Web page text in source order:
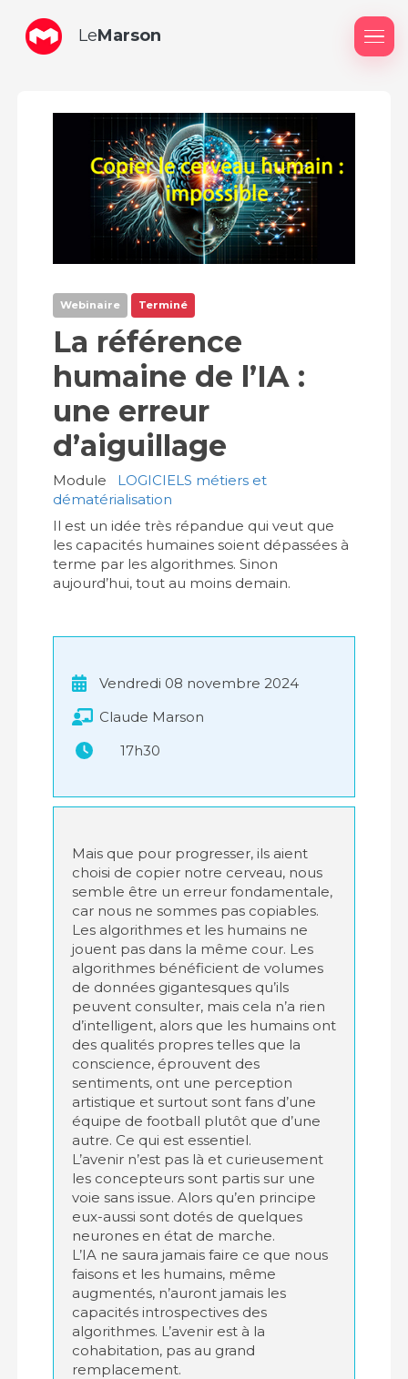
LeMarson
Webinaire Terminé
La référence
humaine de l’IA :
une erreur
d’aiguillage
Module
LOGICIELS métiers et
dématérialisation
Il est un idée très répandue qui veut que
les capacités humaines soient dépassées à
terme par les algorithmes. Sinon
aujourd’hui, tout au moins demain.
Vendredi 08 novembre 2024
Claude Marson
17h30
Mais que pour progresser, ils aient
choisi de copier notre cerveau, nous
semble être un erreur fondamentale,
car nous ne sommes pas copiables.
Les algorithmes et les humains ne
jouent pas dans la même cour. Les
algorithmes bénéficient de volumes
de données gigantesques qu’ils
peuvent consulter, mais cela n’a rien
d’intelligent, alors que les humains ont
des qualités propres telles que la
conscience, éprouvent des
sentiments, ont une perception
artistique et surtout sont fans d’une
équipe de football plutôt que d’une
autre. Ce qui est essentiel.
L’avenir n’est pas là et curieusement
les concepteurs sont partis sur une
voie sans issue. Alors qu’en principe
eux-aussi sont dotés de quelques
neurones en état de marche.
L’IA ne saura jamais faire ce que nous
faisons et les humains, même
augmentés, n’auront jamais les
capacités introspectives des
algorithmes. L’avenir est à la
cohabitation, pas au grand
remplacement.